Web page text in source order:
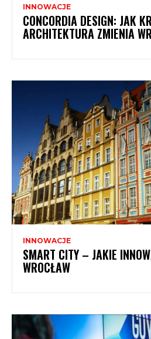
INNOWACJE
CONCORDIA DESIGN: JAK
ARCHITEKTURA ZMIENIA
INNOWACJE
SMART CITY – JAKIE
WROCŁAW